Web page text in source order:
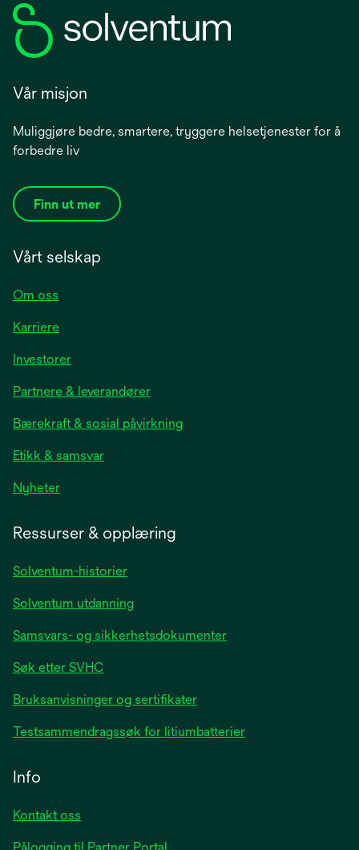
Vår misjon
Muliggjøre bedre, smartere, tryggere helsetjenester for å
forbedre liv
Finn ut mer
Vårt selskap
Om oss
Karriere
Investoreropens
a
new
Partnere & leverandører
Bærekraft & sosial påvirkning
Etikk & samsvar
Nyheteropens
Ressurser & opplæring
Solventum-historier
Solventum utdanning
Samsvars- og sikkerhetsdokumenter
Søk etter SVHC
Bruksanvisninger og sertifikater
Testsammendragssøk for litiumbatterier
Info
Kontakt oss